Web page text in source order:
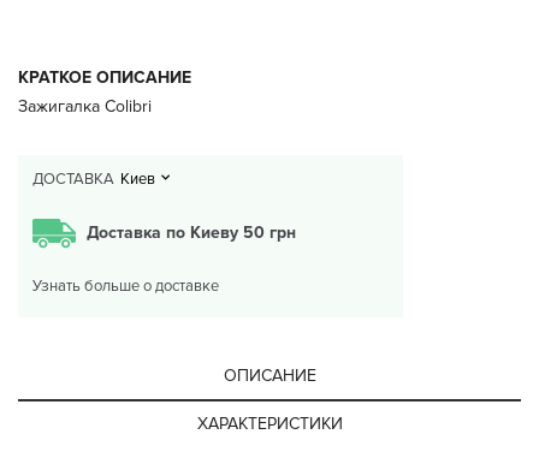
КРАТКОЕ ОПИСАНИЕ
Зажигалка Colibri
ДОСТАВКА Киев
Доставка по Киеву 50 грн
Узнать больше о доставке
ОПИСАНИЕ
ХАРАКТЕРИСТИКИ